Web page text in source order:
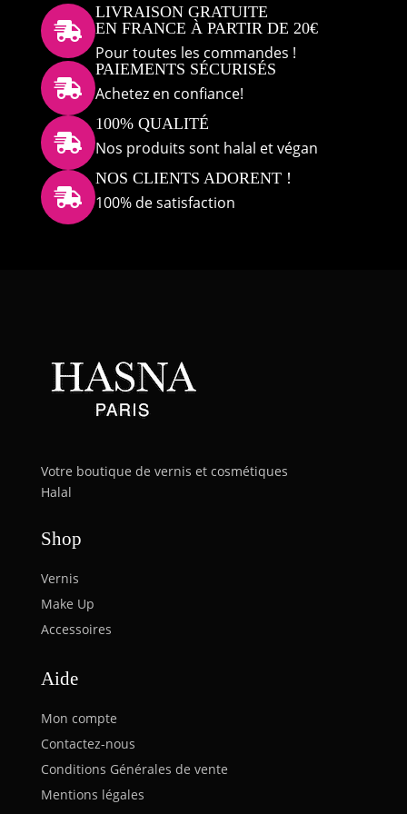

LIVRAISON GRATUITE
EN FRANCE À PARTIR DE 20€
Pour toutes les commandes !

PAIEMENTS SÉCURISÉS
Achetez en confiance!

100% QUALITÉ
Nos produits sont halal et végan

NOS CLIENTS ADORENT !
100% de satisfaction
Votre boutique de vernis et cosmétiques
Halal
Shop
Vernis
Make Up
Accessoires
Aide
Mon compte
Contactez-nous
Conditions Générales de vente
Mentions légales